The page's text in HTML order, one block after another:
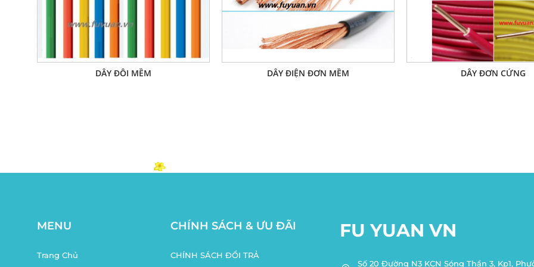
DÂY ĐÔI MỀM DÂY ĐIỆN ĐƠN MỀM DÂY ĐƠN CỨNG
MENU
Trang Chủ
CHÍNH SÁCH & ƯU ĐÃI
CHÍNH SÁCH ĐỔI TRẢ
FU YUAN VN
Số 20 Đường N3 KCN Sóng Thần 3, Kp1,